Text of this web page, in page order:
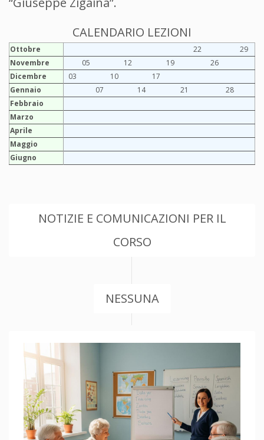
CALENDARIO LEZIONI
Ottobre 22
29
Novembre
05 12 19
26
Dicembre
03 10
17
Gennaio
07 14 21
28
Febbraio
Marzo
Aprile
Maggio
Giugno
NOTIZIE E COMUNICAZIONI PER IL
CORSO
NESSUNA